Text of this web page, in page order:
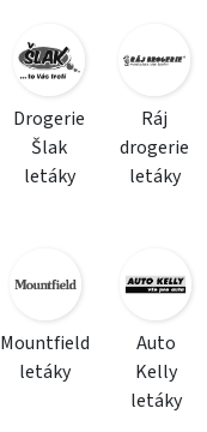
Drogerie
Šlak
letáky
Ráj
drogerie
letáky
Mountfield
letáky
Auto
Kelly
letáky